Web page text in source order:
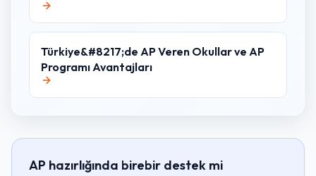
Türkiye&#8217;de AP Veren Okullar ve AP
Programı Avantajları
AP hazırlığında birebir destek mi